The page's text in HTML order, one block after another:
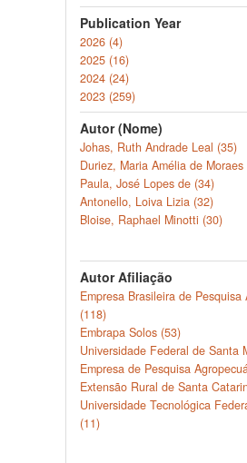
Publication Year
2026 (4)
2025 (16)
2024 (24)
2023 (259)
Autor (Nome)
Johas, Ruth Andrade Leal (35)
Duriez, Maria Amélia de Moraes
Paula, José Lopes de (34)
Antonello, Loiva Lizia (32)
Bloise, Raphael Minotti (30)
Autor Afiliação
Empresa Brasileira de Pesquisa
(118)
Embrapa Solos (53)
Universidade Federal de Santa
Empresa de Pesquisa
Extensão Rural de Santa
Universidade Tecnológica
(11)